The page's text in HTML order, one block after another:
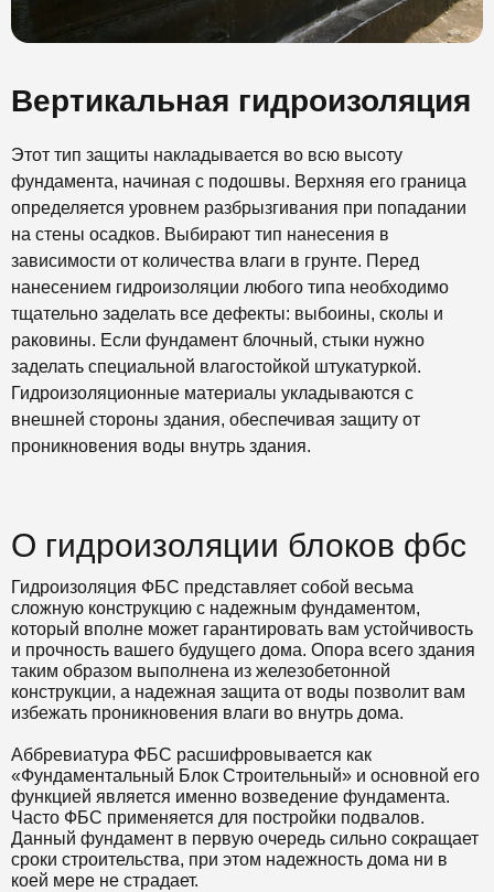
Вертикальная гидроизоляция
Этот тип защиты накладывается во всю высоту
фундамента, начиная с подошвы. Верхняя его граница
определяется уровнем разбрызгивания при попадании
на стены осадков. Выбирают тип нанесения в
зависимости от количества влаги в грунте. Перед
нанесением гидроизоляции любого типа необходимо
тщательно заделать все дефекты: выбоины, сколы и
раковины. Если фундамент блочный, стыки нужно
заделать специальной влагостойкой штукатуркой.
Гидроизоляционные материалы укладываются с
внешней стороны здания, обеспечивая защиту от
проникновения воды внутрь здания.
О гидроизоляции блоков фбс
Гидроизоляция ФБС представляет собой весьма
сложную конструкцию с надежным фундаментом,
который вполне может гарантировать вам устойчивость
и прочность вашего будущего дома. Опора всего здания
таким образом выполнена из железобетонной
конструкции, а надежная защита от воды позволит вам
избежать проникновения влаги во внутрь дома.
Аббревиатура ФБС расшифровывается как
«Фундаментальный Блок Строительный» и основной его
функцией является именно возведение фундамента.
Часто ФБС применяется для постройки подвалов.
Данный фундамент в первую очередь сильно сокращает
сроки строительства, при этом надежность дома ни в
коей мере не страдает.